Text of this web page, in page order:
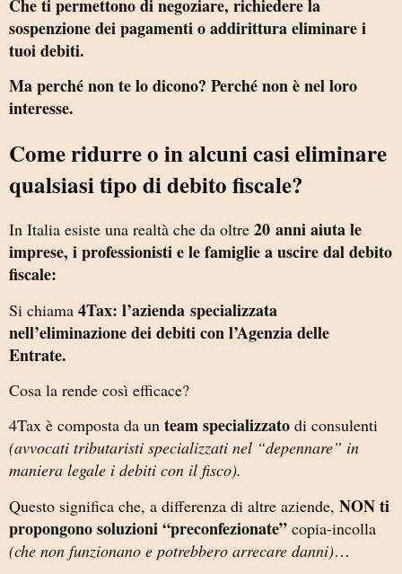
Che ti permettono di negoziare, richiedere la
sospenzione dei pagamenti o addirittura eliminare i
tuoi debiti.
Ma perché non te lo dicono? Perché non è nel loro
interesse.
Come ridurre o in alcuni casi eliminare
qualsiasi tipo di debito fiscale?
In Italia esiste una realtà che da oltre 20 anni aiuta le
imprese, i professionisti e le famiglie a uscire dal debito
fiscale:
Si chiama 4Tax: l’azienda specializzata
nell’eliminazione dei debiti con l’Agenzia delle
Entrate.
Cosa la rende così efficace?
4Tax è composta da un team specializzato di consulenti
(avvocati tributaristi specializzati nel “depennare” in
maniera legale i debiti con il fisco).
Questo significa che, a differenza di altre aziende, NON ti
propongono soluzioni “preconfezionate” copia-incolla
(che non funzionano e potrebbero arrecare danni)…